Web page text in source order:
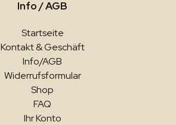
Info / AGB
Startseite
Kontakt & Geschäft
Info/AGB
Widerrufsformular
Shop
FAQ
Ihr Konto